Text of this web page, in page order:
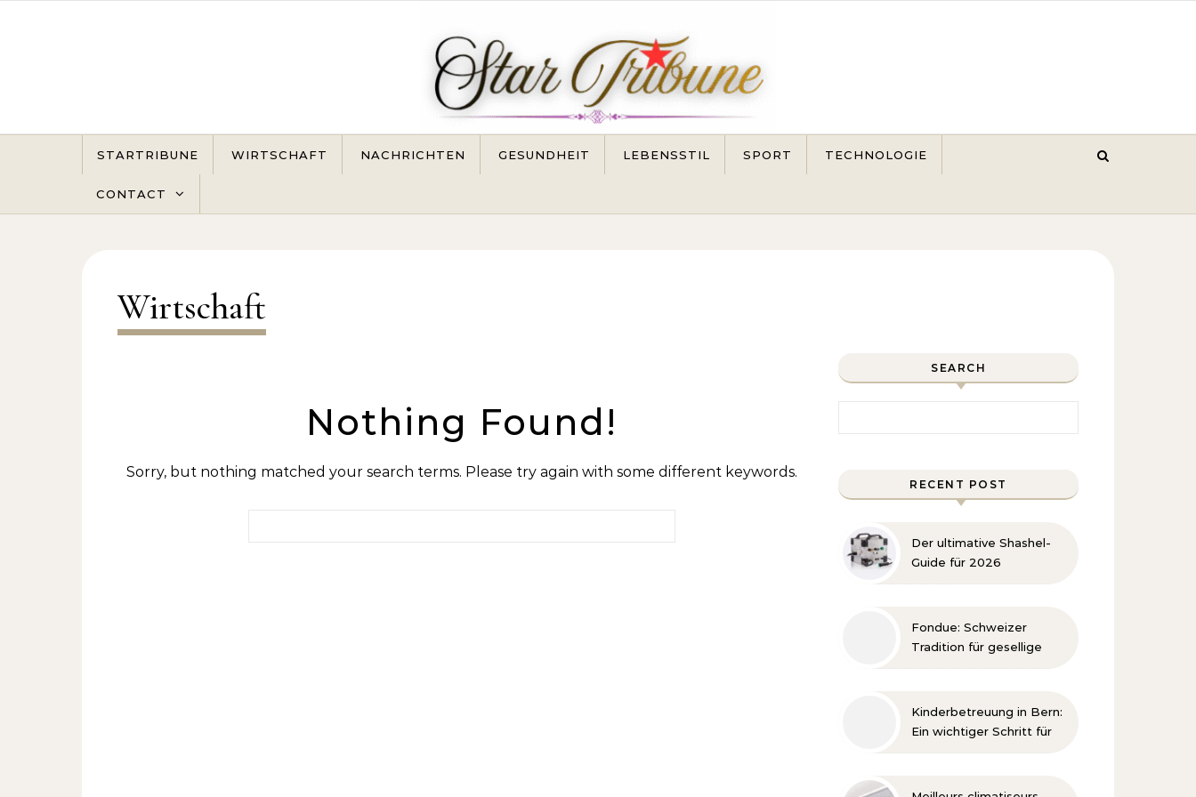
STARTRIBUNE WIRTSCHAFT NACHRICHTEN GESUNDHEIT LEBENSSTIL SPORT TECHNOLOGIE
CONTACT
Wirtschaft
Nothing Found!
Sorry, but nothing matched your search terms. Please try again with some different keywords.
SEARCH
RECENT POST
Der ultimative Shashel-
Guide für 2026
Fondue: Schweizer
Tradition für gesellige
Kinderbetreuung in Bern:
Ein wichtiger Schritt für